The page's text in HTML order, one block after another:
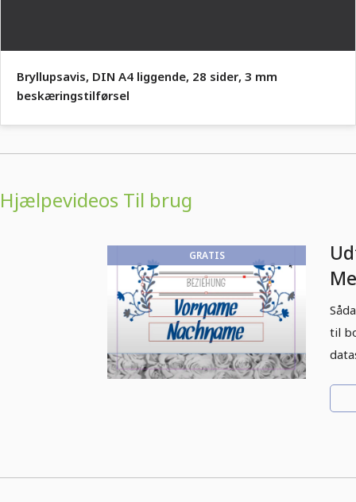
Bryllupsavis, DIN A4 liggende, 28 sider, 3 mm
beskæringstilførsel
Hjælpevideos Til brug
GRATIS
til